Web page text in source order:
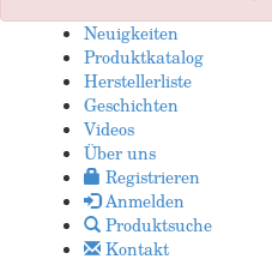
Neuigkeiten
Produktkatalog
Herstellerliste
Geschichten
Videos
Über uns
Registrieren
Anmelden
Produktsuche
Kontakt